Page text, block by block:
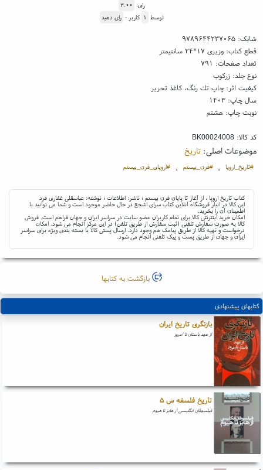
رای: ۳.۰۰
توسط ۱ کاربر - رای دهید
شابک:۹۷۸۹۶۴۴۲۳۷۰۶۵
قطع کتاب: وزیری ۱۷*۲۴ سانتیمتر
تعداد صفحات: ۷۹۱
نوع جلد: زرکوب
کیفیت اثر: چاپ تك رنگ، کاغذ تحریر
سال چاپ: ۱۴۰۳
نوبت چاپ: هشتم
کد کالا:BK00024008
موضوعات اصلی:تاریخ
#تاریخ_اروپا ، #قرن_بیستم ، #اروپای_قرن_بیستم
کتاب تاریخ اروپا ، از آغاز تا پایان قرن بیستم ؛ ناشر: اطلاعات ؛ نوشته: عباسقلی غفاری فرد
این کالا در انبار فروشگاه آنلاین کتاب سرای اشجع در حال حاضر موجود است و شما می توانید با
اطمینان آن را بخرید.
امکان خرید اینترنتی کالا برای تمام کاربران عضو سایت در سراسر ایران و جهان فراهم است. فروش
کالا به صورت سفارش تلفنی (ثبت سفارش از طریق تلفن) در این مرکز انجام می شود. امکان
درخواست و تهیه کالا از طریق پیامک هم وجود دارد. ارسال پستی کالا با بسته بندی ویژه برای سراسر
ایران و جهان از طریق پست و پیک تلفنی انجام می شود.
بازگشت به کتابها
کتابهای پیشنهادی
بازنگری تاریخ ایران
از عهد باستان تا امروز
تاریخ فلسفه ش ۵
فیلسوفان انگلیسی از هابز تا هیوم